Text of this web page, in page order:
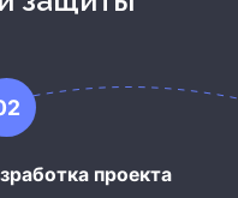
проекта